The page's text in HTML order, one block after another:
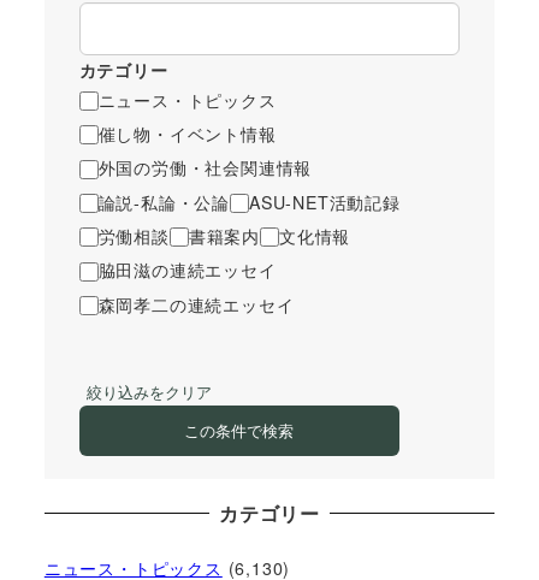
カテゴリー
ニュース・トピックス
催し物・イベント情報
外国の労働・社会関連情報
論説-私論・公論
ASU-NET活動記録
労働相談
書籍案内
文化情報
脇田滋の連続エッセイ
森岡孝二の連続エッセイ
絞り込みをクリア
この条件で検索
カテゴリー
ニュース・トピックス (6,130)